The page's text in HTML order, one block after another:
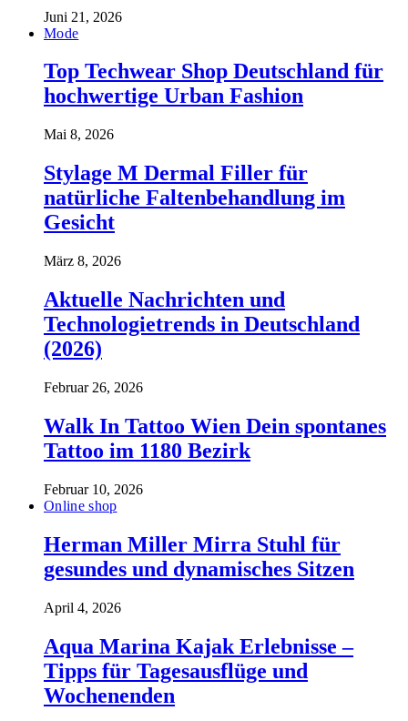
Juni 21, 2026
Mode
Top Techwear Shop Deutschland für
hochwertige Urban Fashion
Mai 8, 2026
Stylage M Dermal Filler für
natürliche Faltenbehandlung im
Gesicht
März 8, 2026
Aktuelle Nachrichten und
Technologietrends in Deutschland
(2026)
Februar 26, 2026
Walk In Tattoo Wien Dein spontanes
Tattoo im 1180 Bezirk
Februar 10, 2026
Online shop
Herman Miller Mirra Stuhl für
gesundes und dynamisches Sitzen
April 4, 2026
Aqua Marina Kajak Erlebnisse –
Tipps für Tagesausflüge und
Wochenenden